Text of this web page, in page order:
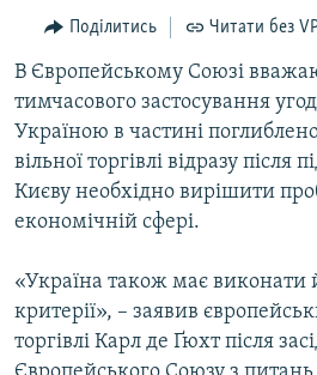
Перейти
пошуку
ПОГЛЯД
ІНТЕРВ'Ю
СПЕЦПРОЕКТИ
ДЕПОРТАЦІЯ
СВІДЧЕННЯ ОКУПАЦІЇ
УКРАЇНСЬКА ПРОБЛЕМА КРИМУ
ЯК ОБІЙТИ БЛОКУВАННЯ
Qırımtatar
Поділитись Читати без
В Європейському Союзі
тимчасового застосування
Україною в частині
вільної торгівлі відразу після
Києву необхідно вирішити
економічній сфері.
«Україна також має виконати
критерії», – заявив
торгівлі Карл де Ґюхт після